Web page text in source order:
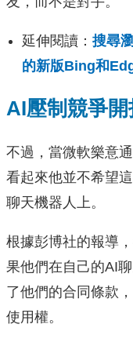
延伸閱讀： 搜尋
的新版Bing和
AI壓制競爭
不過，當微軟樂意
看起來他並不希望
聊天機器人上。
根據彭博社的報導
果他們在自己的AI
了他們的合同條款
使用權。